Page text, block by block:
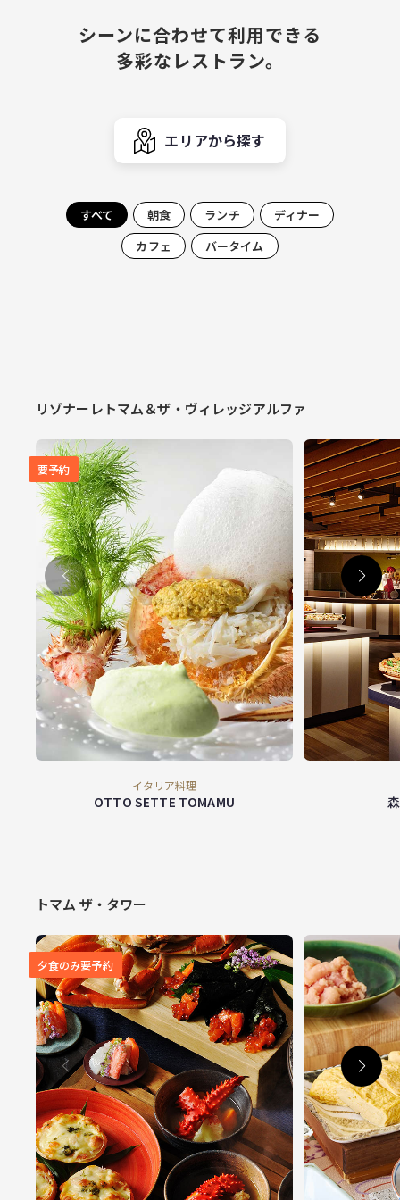
シーンに合わせて利用できる
多彩なレストラン。
エリアから探す
すべて 朝食 ランチ
ディナー
カフェ
バータイム
リゾナーレトマム＆ザ・ヴィレッジアルファ
要予約
イタリア料理
OTTO SETTE TOMAMU
トマム ザ・タワー
夕食のみ要予約